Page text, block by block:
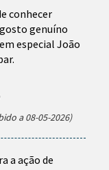
conhecer
genuíno
especial João
a 08-05-2026)
a ação de